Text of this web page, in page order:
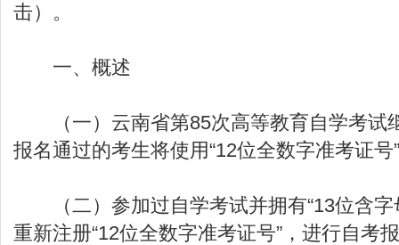
击）。
一、概述
（一）云南省第85次高等教育自学考试
报名通过的考生将使用“12位全数字准考证号
（二）参加过自学考试并拥有“13位含字
重新注册“12位全数字准考证号”，进行自考